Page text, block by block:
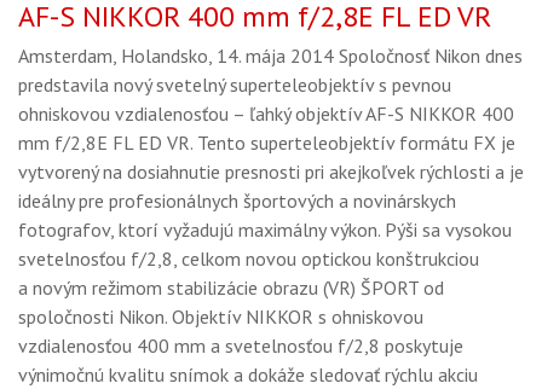
BLOG
SPRIEVODCA KÚPOU
ŠKOLA FOTOGRAFIE
GALÉRIA
PORADŇA
SÚŤAŽE
KALENDÁR AKCIÍ
AF-S NIKKOR 400 mm f/2,8E FL ED VR
Amsterdam, Holandsko, 14. mája 2014 Spoločnosť Nikon dnes
predstavila nový svetelný superteleobjektív s pevnou
ohniskovou vzdialenosťou – ľahký objektív AF-S NIKKOR 400
mm f/2,8E FL ED VR. Tento superteleobjektív formátu FX je
vytvorený na dosiahnutie presnosti pri akejkoľvek rýchlosti a je
ideálny pre profesionálnych športových a novinárskych
fotografov, ktorí vyžadujú maximálny výkon. Pýši sa vysokou
svetelnosťou f/2,8, celkom novou optickou konštrukciou
a novým režimom stabilizácie obrazu (VR) ŠPORT od
spoločnosti Nikon. Objektív NIKKOR s ohniskovou
vzdialenosťou 400 mm a svetelnosťou f/2,8 poskytuje
výnimočnú kvalitu snímok a dokáže sledovať rýchlu akciu